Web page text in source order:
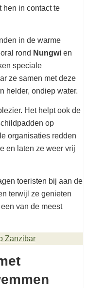
hen in contact te
in de warme
rond Nungwi en
speciale
ze samen met deze
helder, ondiep water.
Het helpt ook de
op
organisaties redden
en laten ze weer vrij
toeristen bij aan de
terwijl ze genieten
van de meest
Zanzibar